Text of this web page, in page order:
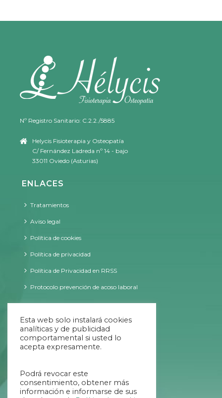
Nº Registro Sanitario: C.2.2./5885
Helycis Fisioterapia y Osteopatía
C/ Fernández Ladreda nº 14 - bajo
33011 Oviedo (Asturias)
ENLACES
Tratamientos
Aviso legal
Política de cookies
Política de privacidad
Política de Privacidad en RRSS
Protocolo prevención de acoso laboral
984 707 034
654 639 769
Esta web solo instalará cookies
analíticas y de publicidad
comportamental si usted lo
acepta expresamente.
Podrá revocar este
consentimiento, obtener más
información e informarse de sus